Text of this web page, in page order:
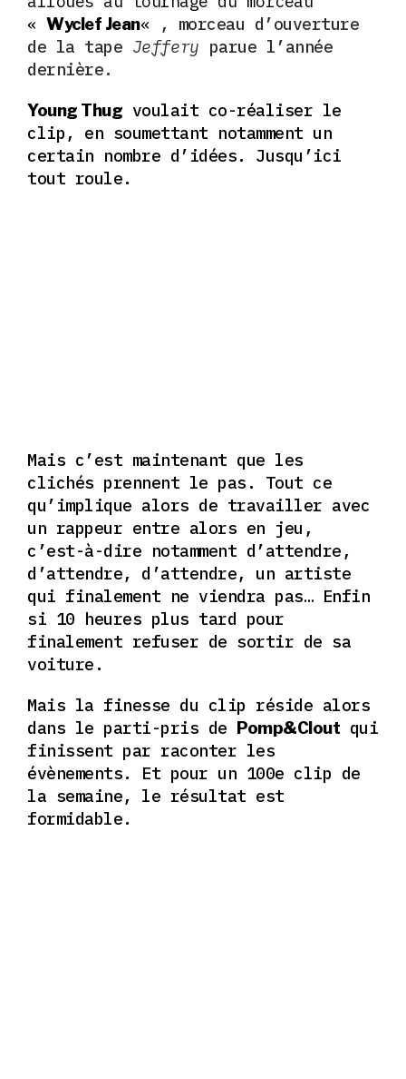
« Wyclef Jean«
, morceau d’ouverture
de la tape Jeffery parue l’année
dernière.
Young Thug voulait co-réaliser le
clip, en soumettant notamment un
certain nombre d’idées. Jusqu’ici
tout roule.
Mais c’est maintenant que les
clichés prennent le pas. Tout ce
qu’implique alors de travailler avec
un rappeur entre alors en jeu,
c’est-à-dire notamment d’attendre,
d’attendre, d’attendre, un artiste
qui finalement ne viendra pas… Enfin
si 10 heures plus tard pour
finalement refuser de sortir de sa
voiture.
Mais la finesse du clip réside alors
dans le parti-pris de Pomp&Clout qui
finissent par raconter les
évènements. Et pour un 100e clip de
la semaine,
le résultat est
formidable.